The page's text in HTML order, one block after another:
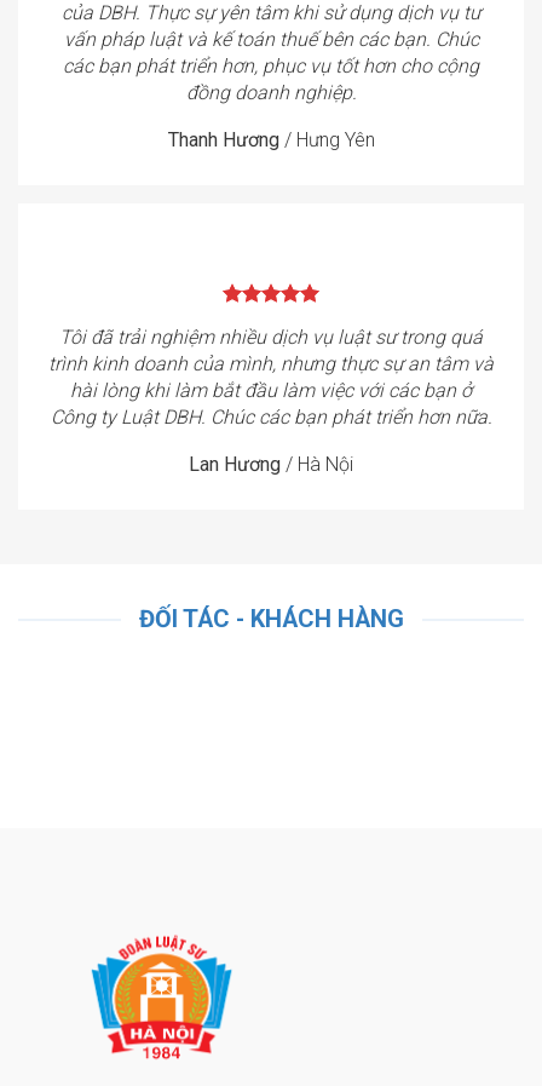
của DBH. Thực sự yên tâm khi sử dụng dịch vụ tư
vấn pháp luật và kế toán thuế bên các bạn. Chúc
các bạn phát triển hơn, phục vụ tốt hơn cho cộng
đồng doanh nghiệp.
Thanh Hương / Hưng Yên
Tôi đã trải nghiệm nhiều dịch vụ luật sư trong quá
trình kinh doanh của mình, nhưng thực sự an tâm và
hài lòng khi làm bắt đầu làm việc với các bạn ở
Công ty Luật DBH. Chúc các bạn phát triển hơn nữa.
Lan Hương / Hà Nội
ĐỐI TÁC - KHÁCH HÀNG